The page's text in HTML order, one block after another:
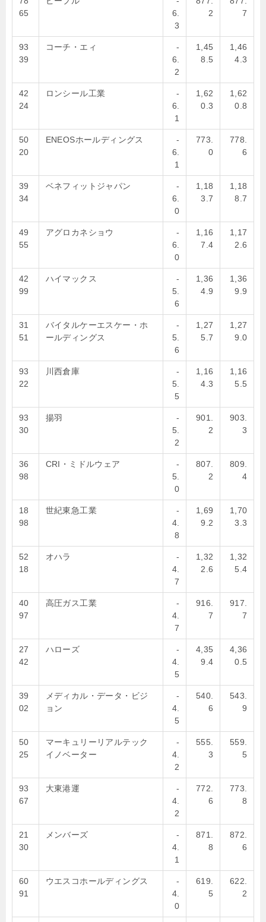
65
6.
3
2
7
93
39
コーチ・エィ
-
6.
2
1,45
8.5
1,46
4.3
42
24
ロンシール工業
-
6.
1
1,62
0.3
1,62
0.8
50
20
ENEOSホールディングス
-
6.
1
773.
0
778.
6
39
34
ベネフィットジャパン
-
6.
0
1,18
3.7
1,18
8.7
49
55
アグロカネショウ
-
6.
0
1,16
7.4
1,17
2.6
42
99
ハイマックス
-
5.
6
1,36
4.9
1,36
9.9
31
51
バイタルケーエスケー・ホ
ールディングス
-
5.
6
1,27
5.7
1,27
9.0
93
22
川西倉庫
-
5.
5
1,16
4.3
1,16
5.5
93
30
揚羽
-
5.
2
901.
2
903.
3
36
98
CRI・ミドルウェア
-
5.
0
807.
2
809.
4
18
98
世紀東急工業
-
4.
8
1,69
9.2
1,70
3.3
52
18
オハラ
-
4.
7
1,32
2.6
1,32
5.4
40
97
高圧ガス工業
-
4.
7
916.
7
917.
7
27
42
ハローズ
-
4.
5
4,35
9.4
4,36
0.5
39
02
メディカル・データ・ビジ
ョン
-
4.
5
540.
6
543.
9
50
25
マーキュリーリアルテック
イノベーター
-
4.
2
555.
3
559.
5
93
67
大東港運
-
4.
2
772.
6
773.
8
21
30
メンバーズ
-
4.
1
871.
8
872.
6
60
91
ウエスコホールディングス
-
4.
0
619.
5
622.
2